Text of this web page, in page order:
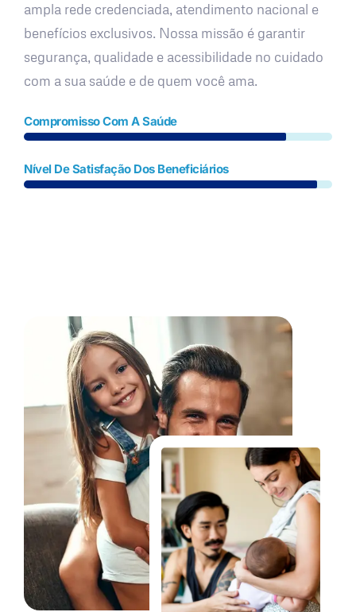
ampla rede credenciada, atendimento nacional e
benefícios exclusivos. Nossa missão é garantir
segurança, qualidade e acessibilidade no cuidado
com a sua saúde e de quem você ama.
Compromisso Com A Saúde
Nível De Satisfação Dos Beneficiários